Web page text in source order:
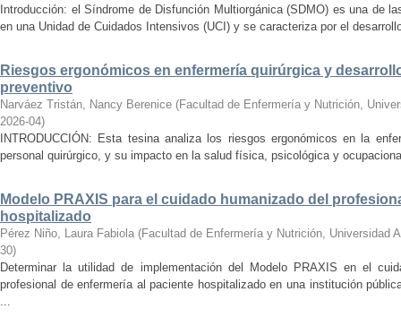
Introducción: el Síndrome de Disfunción Multiorgánica (SDMO) es una de
en una Unidad de Cuidados Intensivos (UCI) y se caracteriza por el
Riesgos ergonómicos en enfermería quirúrgica y
preventivo
Narváez Tristán, Nancy Berenice (Facultad de Enfermería y Nutrición,
2026-04)
INTRODUCCIÓN: Esta tesina analiza los riesgos ergonómicos en la
personal quirúrgico, y su impacto en la salud física, psicológica y
Modelo PRAXIS para el cuidado humanizado del
hospitalizado
Pérez Niño, Laura Fabiola (Facultad de Enfermería y Nutrición, Universidad
30)
Determinar la utilidad de implementación del Modelo PRAXIS en el
profesional de enfermería al paciente hospitalizado en una institución
...